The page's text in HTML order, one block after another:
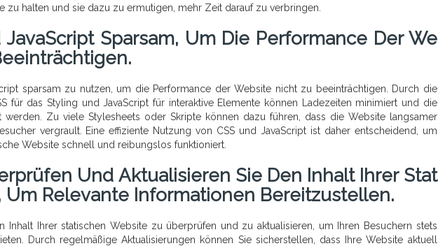
zu halten und sie dazu zu ermutigen, mehr Zeit darauf zu verbringen.
JavaScript Sparsam, Um Die Performance Der We
sparsam zu nutzen, um die Performance der Website nicht zu beeinträchtigen. Durch die
für das Styling und JavaScript für interaktive Elemente können Ladezeiten minimiert und die
werden. Zu viele Stylesheets oder Skripte können dazu führen, dass die Website langsamer
vergrault. Eine effiziente Nutzung von CSS und JavaScript ist daher entscheidend, um
Website schnell und reibungslos funktioniert.
Und Aktualisieren Sie Den Inhalt Ihrer Stat
Um Relevante Informationen Bereitzustellen.
Inhalt Ihrer statischen Website zu überprüfen und zu aktualisieren, um Ihren Besuchern stets
Durch regelmäßige Aktualisierungen können Sie sicherstellen, dass Ihre Website aktuell